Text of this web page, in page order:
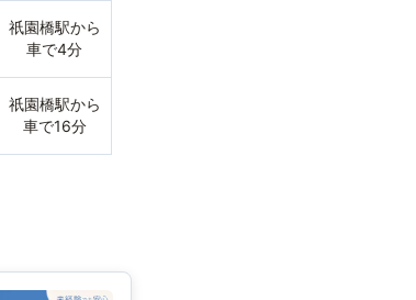
祇園橋駅から
車で4分
祇園橋駅から
車で16分